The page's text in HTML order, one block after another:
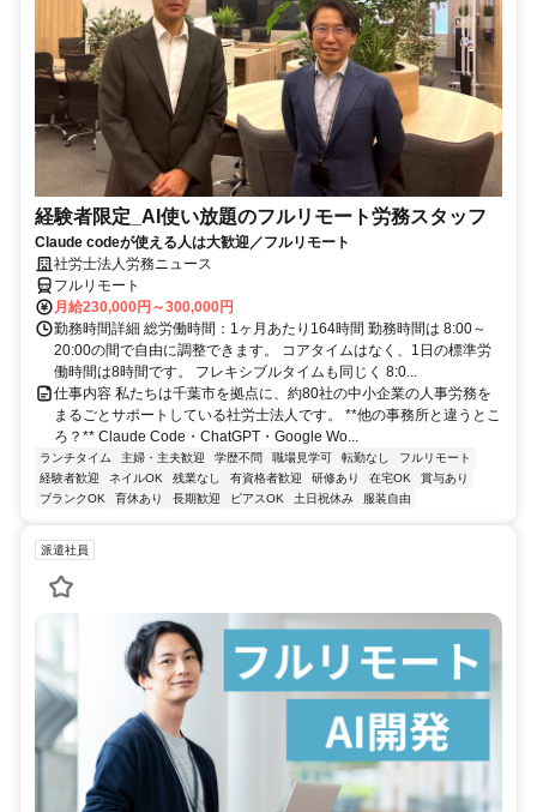
経験者限定_AI使い放題のフルリモート労務スタッフ
Claude codeが使える人は大歓迎／フルリモート
社労士法人労務ニュース
フルリモート
月給230,000円～300,000円
勤務時間詳細 総労働時間：1ヶ月あたり164時間 勤務時間は 8:00～
20:00の間で自由に調整できます。 コアタイムはなく、1日の標準労
働時間は8時間です。 フレキシブルタイムも同じく 8:0...
仕事内容 私たちは千葉市を拠点に、約80社の中小企業の人事労務を
まるごとサポートしている社労士法人です。 **他の事務所と違うとこ
ろ？** Claude Code・ChatGPT・Google Wo...
ランチタイム 主婦・主夫歓迎 学歴不問 職場見学可 転勤なし
フルリモート
経験者歓迎
ネイルOK 残業なし 有資格者歓迎 研修あり 在宅OK
賞与あり
ブランクOK
育休あり 長期歓迎 ピアスOK 土日祝休み 服装自由
派遣社員